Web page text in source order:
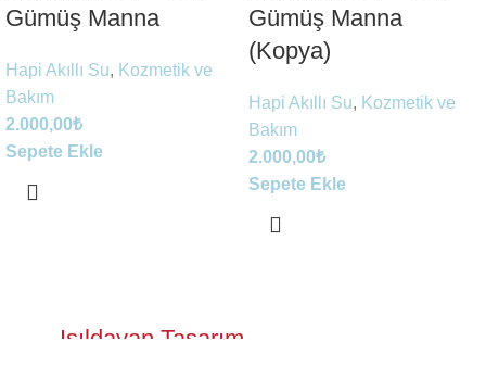
Gümüş Manna
Hapi Akıllı Su, Kozmetik ve
Bakım
2.000,00₺
Sepete Ekle
Gümüş Manna
(Kopya)
Hapi Akıllı Su, Kozmetik ve
Bakım
2.000,00₺
Sepete Ekle
Işıldayan Tasarım